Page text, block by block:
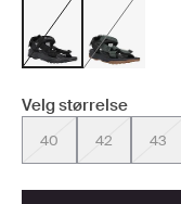
Velg størrelse
40 42 43